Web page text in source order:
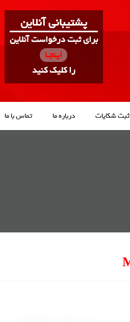
پشتیبانی آنلاین
برای ثبت درخواست آنلاین
اینجـا
را کلیک کنید
ثبت شکایات درباره ما تماس با ما